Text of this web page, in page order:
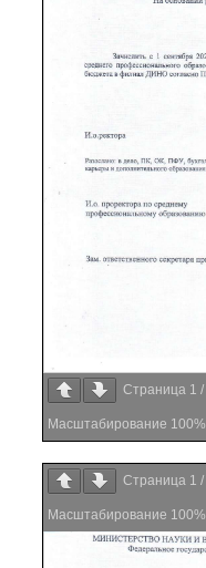
Страница 1 /
Масштабирование 100%
Страница 1 /
Масштабирование 100%